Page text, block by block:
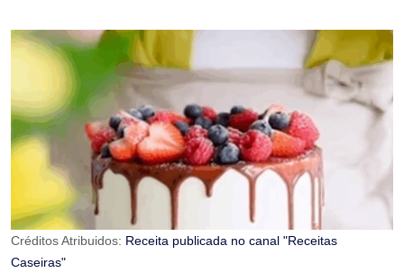
Créditos Atribuidos: Receita publicada no canal "Receitas
Caseiras"